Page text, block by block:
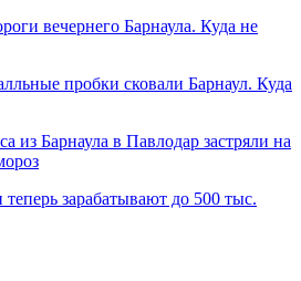
вечернего Барнаула. Куда не
пробки сковали Барнаул. Куда
из Барнаула в Павлодар застряли на
зарабатывают до 500 тыс.